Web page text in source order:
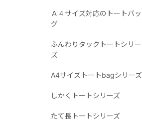
Ａ４サイズ対応のトートバッ
グ
ふんわりタックトートシリー
ズ
A4サイズトートbagシリーズ
しかくトートシリーズ
たて長トートシリーズ